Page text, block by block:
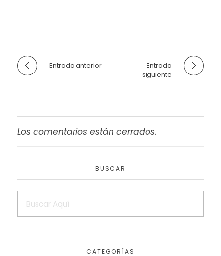
Entrada anterior
Entrada
siguiente
Los comentarios están cerrados.
BUSCAR
CATEGORÍAS